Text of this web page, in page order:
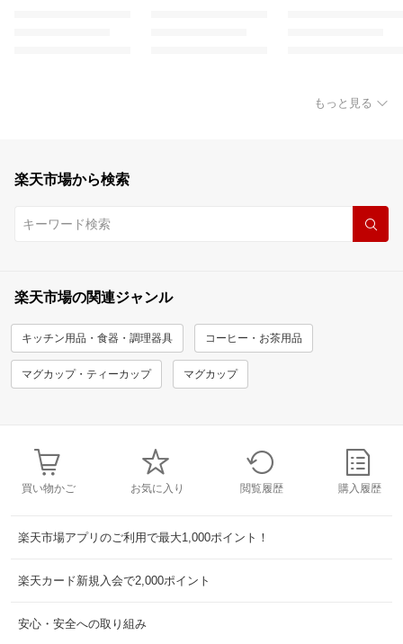
もっと見る
楽天市場から検索
楽天市場の関連ジャンル
キッチン用品・食器・調理器具 コーヒー・お茶用品
マグカップ・ティーカップ マグカップ
買い物かご お気に入り 閲覧履歴 購入履歴
楽天市場アプリのご利用で最大1,000ポイント！
楽天カード新規入会で2,000ポイント
安心・安全への取り組み